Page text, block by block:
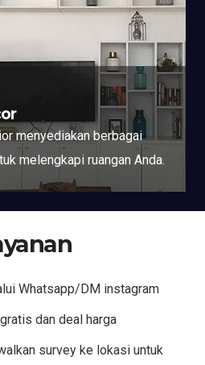
menyediakan berbagai
melengkapi ruangan Anda.
Whatsapp/DM instagram
dan deal harga
survey ke lokasi untuk